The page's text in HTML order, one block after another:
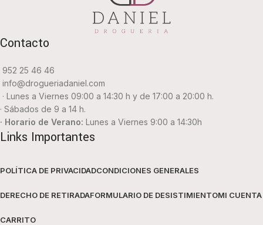
Contacto
952 25 46 46
info@drogueriadaniel.com
· Lunes a Viernes 09:00 a 14:30 h y de 17:00 a 20:00 h.
· Sábados de 9 a 14 h.
· Horario de Verano: Lunes a Viernes 9:00 a 14:30h
Links Importantes
POLÍTICA DE PRIVACIDADCONDICIONES GENERALES
DERECHO DE RETIRADAFORMULARIO DE DESISTIMIENTOMI CUENTA
CARRITO